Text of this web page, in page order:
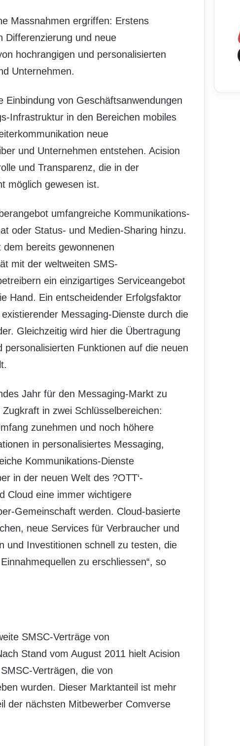
Massnahmen ergriffen: Erstens
Differenzierung und neue
hochrangigen und personalisierten
Unternehmen.
Einbindung von Geschäftsanwendungen
Infrastruktur in den Bereichen mobiles
neue
und Unternehmen entstehen. Acision
und Transparenz, die in der
möglich gewesen ist.
umfangreiche Kommunikations-
oder Status- und Medien-Sharing hinzu.
bereits gewonnenen
mit der weltweiten SMS-
ein einzigartiges Serviceangebot
Hand. Ein entscheidender Erfolgsfaktor
Messaging-Dienste durch die
Gleichzeitig wird hier die Übertragung
Funktionen auf die neuen
Jahr für den Messaging-Markt zu
in zwei Schlüsselbereichen:
zunehmen und noch höhere
in personalisiertes Messaging,
Kommunikations-Dienste
in der neuen Welt des ?OTT‘-
Cloud eine immer wichtigere
Gemeinschaft werden. Cloud-basierte
neue Services für Verbraucher und
und Investitionen schnell zu testen, die
zu erschliessen“, so
SMSC-Verträge von
Stand vom August 2011 hielt Acision
Verträgen, die von
wurden. Dieser Marktanteil ist mehr
der nächsten Mitbewerber Comverse